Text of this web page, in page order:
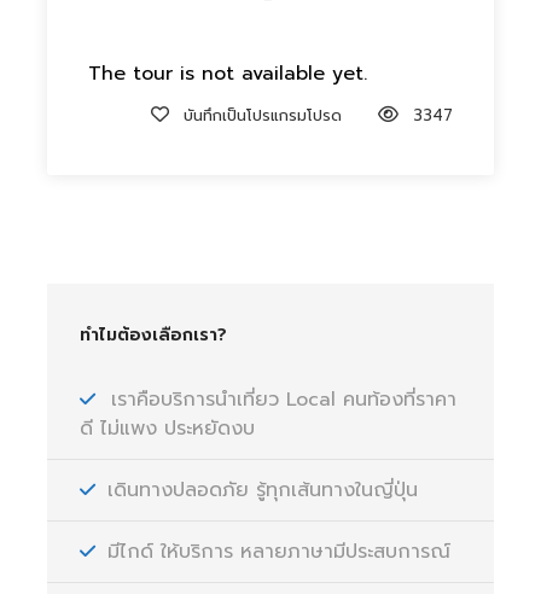
The tour is not available yet.
บันทึกเป็นโปรแกรมโปรด 3347
ทำไมต้องเลือกเรา?
เราคือบริการนำเที่ยว Local คนท้องที่ราคา
ดี ไม่แพง ประหยัดงบ
เดินทางปลอดภัย รู้ทุกเส้นทางในญี่ปุ่น
มีไกด์ ให้บริการ หลายภาษามีประสบการณ์